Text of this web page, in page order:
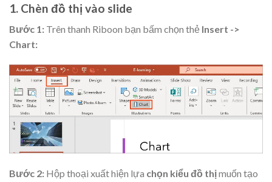
1. Chèn đồ thị vào slide
Bước 1: Trên thanh Riboon bạn bấm chọn thẻ Insert ->
Chart:
Bước 2: Hộp thoại xuất hiện lựa chọn kiểu đồ thịmuốn tạo